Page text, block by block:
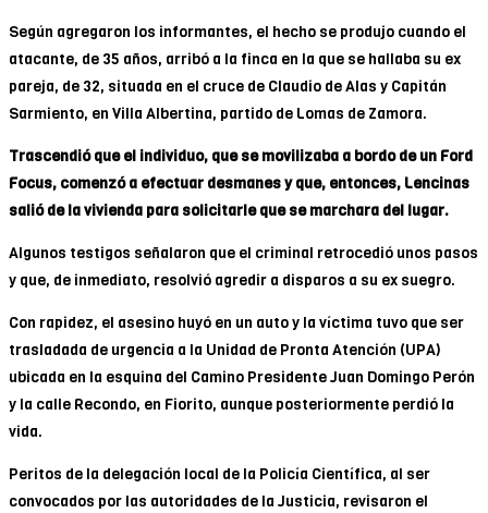
Según agregaron los informantes, el hecho se produjo cuando el
atacante, de 35 años, arribó a la finca en la que se hallaba su ex
pareja, de 32, situada en el cruce de Claudio de Alas y Capitán
Sarmiento, en Villa Albertina, partido de Lomas de Zamora.
Trascendió que el individuo, que se movilizaba a bordo de un Ford
Focus, comenzó a efectuar desmanes y que, entonces, Lencinas
salió de la vivienda para solicitarle que se marchara del lugar.
Algunos testigos señalaron que el criminal retrocedió unos pasos
y que, de inmediato, resolvió agredir a disparos a su ex suegro.
Con rapidez, el asesino huyó en un auto y la víctima tuvo que ser
trasladada de urgencia a la Unidad de Pronta Atención (UPA)
ubicada en la esquina del Camino Presidente Juan Domingo Perón
y la calle Recondo, en Fiorito, aunque posteriormente perdió la
vida.
Peritos de la delegación local de la Policía Científica, al ser
convocados por las autoridades de la Justicia, revisaron el